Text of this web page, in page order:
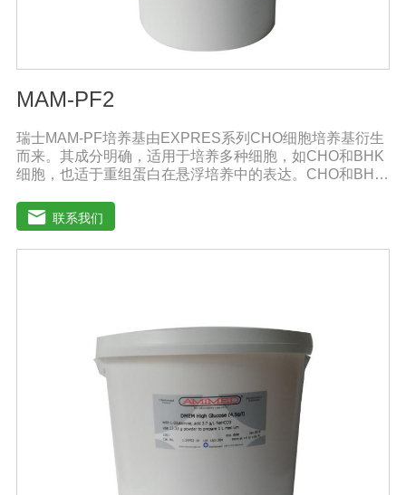
MAM-PF2
瑞士MAM-PF培养基由EXPRES系列CHO细胞培养基衍生
而来。其成分明确，适用于培养多种细胞，如CHO和BHK
细胞，也适于重组蛋白在悬浮培养中的表达。CHO和BHK
列培养基不含L-谷氨酰胺以避免因L-谷氨酰胺降解和胺积累
带来的不利影响。MAM-PF培养基可添加极少量的酚红或
不添加。无血清培养基比需添加血清的培养基高级，它有
险控制的角度来看，不含动物蛋白的培养基也极受欢迎，
同时它还可以避免动物性原料短缺和不稳定带来的影响。
MAM-PF1、MAM-PF2、MAM-PF7d 和MAM-PF7e,MAM-
PF培养基不含动物性蛋白和多肽，无成分不明确的水解产
物。用户使用前需自行添加L-谷氨酰胺（0.6一8 mM）。
DMEM High GlouseDMEM培养基是使用BME改良培养
基，其氨基酸和维生素含量是BME培养的四倍。DMEM培
养基中含有非必需氨基酸和特定的必需微量元素，碳酸氢
钠的的浓度也提高了。标准配方DMEM培养基葡萄糖的含
联系我们